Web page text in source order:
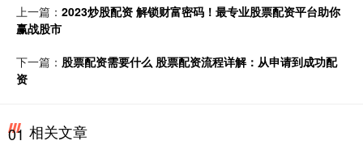
上一篇： 2023炒股配资 解锁财富密码！最专业股票配资平台助你
赢战股市
下一篇： 股票配资需要什么 股票配资流程详解：从申请到成功配
资
01 相关文章